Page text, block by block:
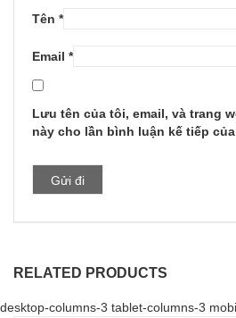
Tên *
Email *
Lưu tên của tôi, email, và trang
này cho lần bình luận kế tiếp
RELATED PRODUCTS
desktop-columns-3 tablet-columns-3